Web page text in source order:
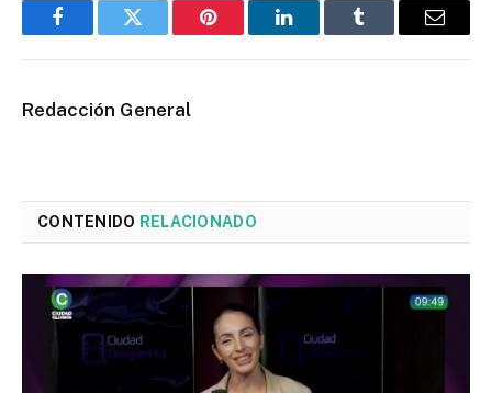
FacebookTwitter Pinterest LinkedInTumblr Email
Redacción General
CONTENIDO RELACIONADO